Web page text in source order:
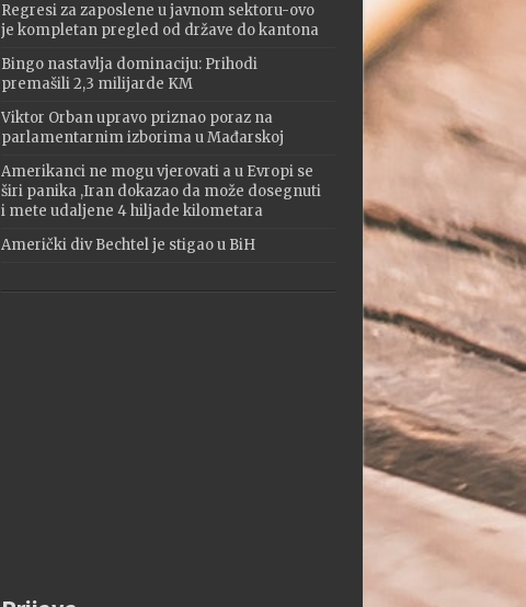
Regresi za zaposlene u javnom sektoru-ovo
je kompletan pregled od države do kantona
Bingo nastavlja dominaciju: Prihodi
premašili 2,3 milijarde KM
Viktor Orban upravo priznao poraz na
parlamentarnim izborima u Mađarskoj
Amerikanci ne mogu vjerovati a u Evropi se
širi panika ,Iran dokazao da može dosegnuti
i mete udaljene 4 hiljade kilometara
Američki div Bechtel je stigao u BiH